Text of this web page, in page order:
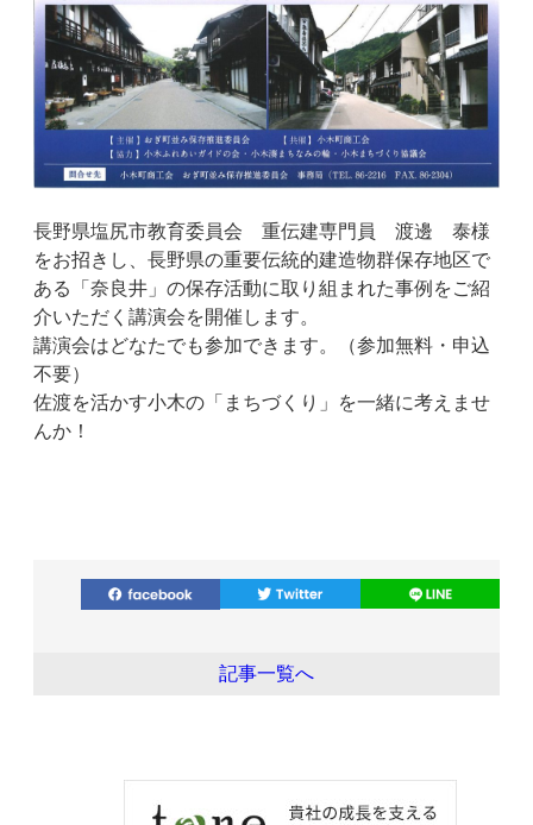
長野県塩尻市教育委員会 重伝建専門員 渡邊 泰様
をお招きし、長野県の重要伝統的建造物群保存地区で
ある「奈良井」の保存活動に取り組まれた事例をご紹
介いただく講演会を開催します。
講演会はどなたでも参加できます。（参加無料・申込
不要）
佐渡を活かす小木の「まちづくり」を一緒に考えませ
んか！
記事一覧へ